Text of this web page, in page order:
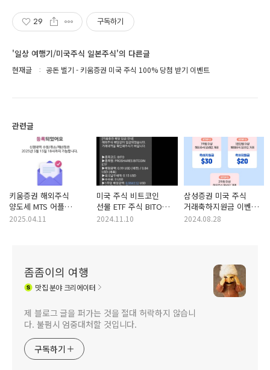
29 구독하기
'일상 여행기/미국주식 일본주식'의 다른글
현재글 공돈 벌기 - 키움증권 미국 주식 100% 당첨 받기 이벤트
관련글
키움증권 해외주식
양도세 MTS 어플
영웅문 대행 신청 방법
2025.04.11
미국 주식 비트코인
선물 ETF 주식 BITO
(ProShares Bitcoin
2024.11.10
삼성증권 미국 주식
거래축하지원금 이벤트
tip, 해외주식
2024.08.28
좀좀이의 여행
맛집분야 크리에이터
제 블로그 글을 퍼가는 것을 절대 허락하지 않습니
다. 불펌시 엄중대처할 것입니다.
구독하기